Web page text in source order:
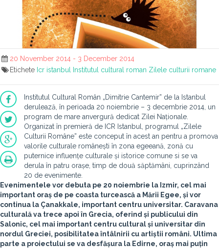
20 November 2014 - 3 December 2014
Etichete Icr istanbul Institutul cultural roman Zilele culturii romane
Institutul Cultural Român „Dimitrie Cantemir” de la Istanbul
derulează, în perioada 20 noiembrie – 3 decembrie 2014, un
program de mare anvergură dedicat Zilei Naționale.
Organizat în premieră de ICR Istanbul, programul „Zilele
Culturii Române” este conceput în acest an pentru a promova
valorile culturale românești în zona egeeană, zonă cu
puternice influențe culturale și istorice comune si se va
derula în patru orașe, timp de două săptămâni, cuprinzând
20 de evenimente.
Evenimentele vor debuta pe 20 noiembrie la Izmir, cel mai
important oraș de pe coasta turcească a Mării Egee, și vor
continua la Çanakkale, important centru universitar. Caravana
culturală va trece apoi în Grecia, oferind și publicului din
Salonic, cel mai important centru cultural și universitar din
nordul Greciei, posibilitatea întâlnirii cu artiștii români. Ultima
parte a proiectului se va desfășura la Edirne, oraș mai puțin